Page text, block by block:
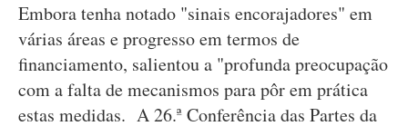
Embora tenha notado "sinais encorajadores" em
várias áreas e progresso em termos de
financiamento, salientou a "profunda preocupação
com a falta de mecanismos para pôr em prática
estas medidas. A 26.ª Conferência das Partes da